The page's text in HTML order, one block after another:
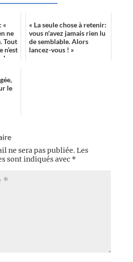
«
ne
Tout
n’est
« La seule chose à retenir:
vous n'avez jamais rien lu
de semblable. Alors
lancez-vous ! »
le
ne sera pas publiée. Les
sont indiqués avec *